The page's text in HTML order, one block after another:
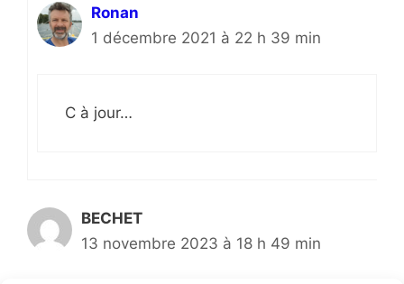
Ronan
1 décembre 2021 à 22 h 39 min
C à jour…
BECHET
13 novembre 2023 à 18 h 49 min